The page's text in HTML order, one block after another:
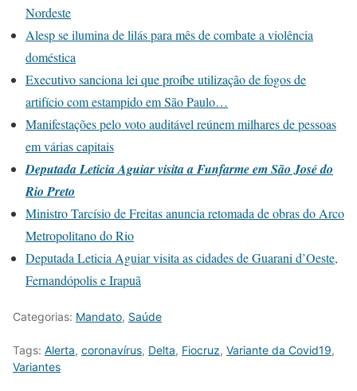
Nordeste
Alesp se ilumina de lilás para mês de combate a violência
doméstica
Executivo sanciona lei que proíbe utilização de fogos de
artifício com estampido em São Paulo…
Manifestações pelo voto auditável reúnem milhares de pessoas
em várias capitais
Deputada Leticia Aguiar visita a Funfarme em São José do
Rio Preto
Ministro Tarcísio de Freitas anuncia retomada de obras do Arco
Metropolitano do Rio
Deputada Leticia Aguiar visita as cidades de Guarani d’Oeste,
Fernandópolis e Irapuã
Categorias: Mandato, Saúde
Tags: Alerta, coronavírus, Delta, Fiocruz, Variante da Covid19,
Variantes